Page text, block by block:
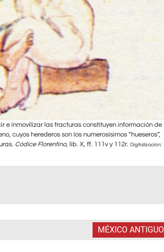
e inmovilizar las fracturas constituyen información de
cuyos herederos son los numerosísimos “hueseros”,
Códice Florentino, lib. X, ff. 111v y 112r. Digitalización:
MÉXICO ANTIGUO